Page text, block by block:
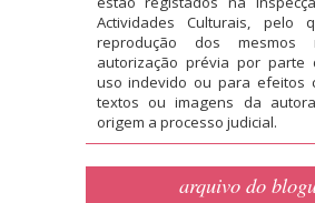
Actividades Culturais, pelo
reprodução dos mesmos
autorização prévia por parte
uso indevido ou para efeitos
textos ou imagens da
origem a processo judicial.
arquivo do